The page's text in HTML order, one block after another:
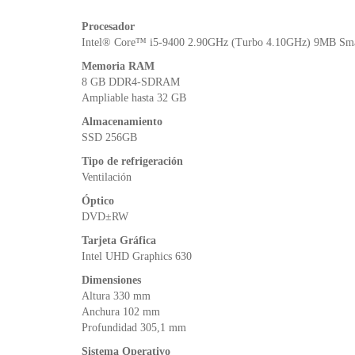
Procesador
Intel® Core™ i5-9400 2.90GHz (Turbo 4.10GHz) 9MB
Memoria RAM
8 GB DDR4-SDRAM
Ampliable hasta 32 GB
Almacenamiento
SSD 256GB
Tipo de refrigeración
Ventilación
Óptico
DVD±RW
Tarjeta Gráfica
Intel UHD Graphics 630
Dimensiones
Altura 330 mm
Anchura 102 mm
Profundidad 305,1 mm
Sistema Operativo